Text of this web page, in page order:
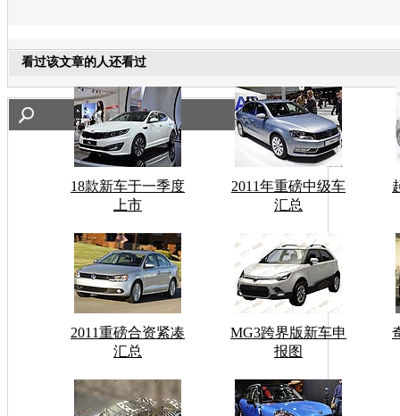
看过该文章的人还看过
18款新车于一季度
上市
2011年重磅中级车
汇总
2011重磅合资紧凑
汇总
MG3跨界版新车申
报图